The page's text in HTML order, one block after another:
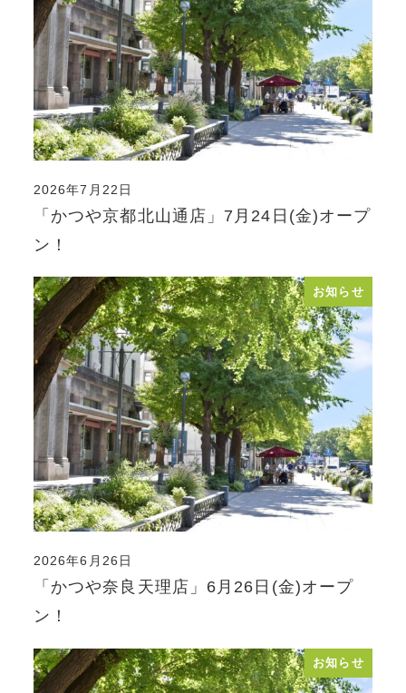
「かつや京都北山通店」7月24日(金)オープ
ン！
投稿日
2026年7月22日
お知らせ
「かつや奈良天理店」6月26日(金)オープ
ン！
投稿日
2026年6月26日
お知らせ